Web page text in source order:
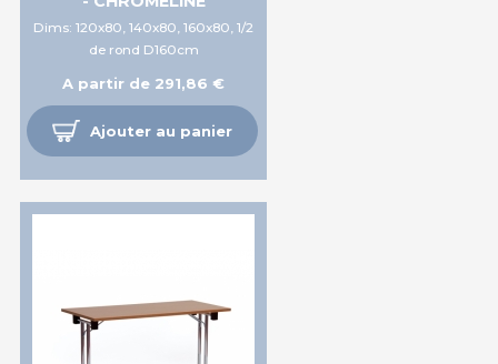
Dims: 120x80, 140x80, 160x80, 1/2
de rond D160cm
A partir de 291,86 €
Ajouter au panier